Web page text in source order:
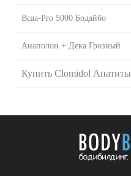
Bcaa-Pro 5000 Бодайбо
Анаполон + Дека Грозный
Купить Clomidol Апатиты